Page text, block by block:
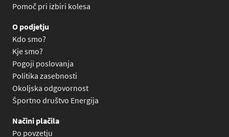
Pomoč pri izbiri kolesa
O podjetju
Kdo smo?
Kje smo?
Pogoji poslovanja
Politika zasebnosti
Okoljska odgovornost
Športno društvo Energija
Načini plačila
Po povzetju